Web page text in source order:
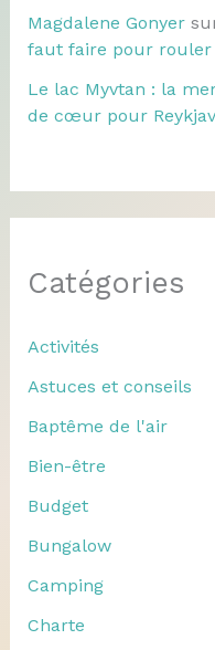
Magdalene Gonyer
faut faire pour
Le lac Myvtan : la
de cœur pour
Catégories
Activités
Astuces et conseils
Baptême de l'air
Bien-être
Budget
Bungalow
Camping
Charte